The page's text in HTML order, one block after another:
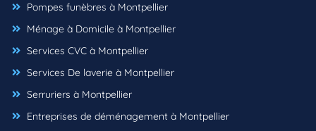
Pompes funèbres à Montpellier
Ménage à Domicile à Montpellier
Services CVC à Montpellier
Services De laverie à Montpellier
Serruriers à Montpellier
Entreprises de déménagement à Montpellier